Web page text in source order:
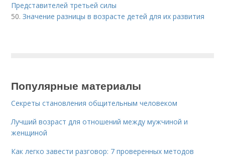
Представителей третьей силы
50.Значение разницы в возрасте детей для их развития
Популярные материалы
Секреты становления общительным человеком
Лучший возраст для отношений между мужчиной и
женщиной
Как легко завести разговор: 7 проверенных методов